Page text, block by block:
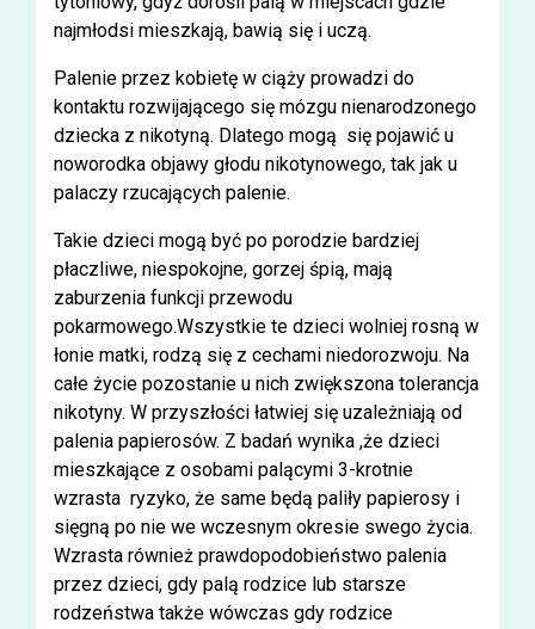
najmłodsi mieszkają, bawią się i uczą.
Palenie przez kobietę w ciąży prowadzi do
kontaktu rozwijającego się mózgu nienarodzonego
dziecka z nikotyną. Dlatego mogą się pojawić u
noworodka objawy głodu nikotynowego, tak jak u
palaczy rzucających palenie.
Takie dzieci mogą być po porodzie bardziej
płaczliwe, niespokojne, gorzej śpią, mają
zaburzenia funkcji przewodu
pokarmowego.Wszystkie te dzieci wolniej rosną w
łonie matki, rodzą się z cechami niedorozwoju. Na
całe życie pozostanie u nich zwiększona tolerancja
nikotyny. W przyszłości łatwiej się uzależniają od
palenia papierosów. Z badań wynika ,że dzieci
mieszkające z osobami palącymi 3-krotnie
wzrasta ryzyko, że same będą paliły papierosy i
sięgną po nie we wczesnym okresie swego życia.
Wzrasta również prawdopodobieństwo palenia
przez dzieci, gdy palą rodzice lub starsze
rodzeństwa także wówczas gdy rodzice